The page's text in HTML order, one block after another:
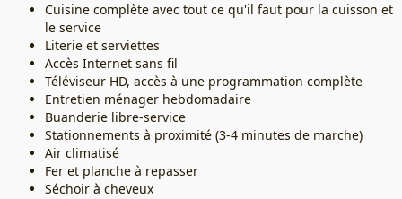
Cuisine complète avec tout ce qu'il faut pour la cuisson et
le service
Literie et serviettes
Accès Internet sans fil
Téléviseur HD, accès à une programmation complète
Entretien ménager hebdomadaire
Buanderie libre-service
Stationnements à proximité (3-4 minutes de marche)
Air climatisé
Fer et planche à repasser
Séchoir à cheveux